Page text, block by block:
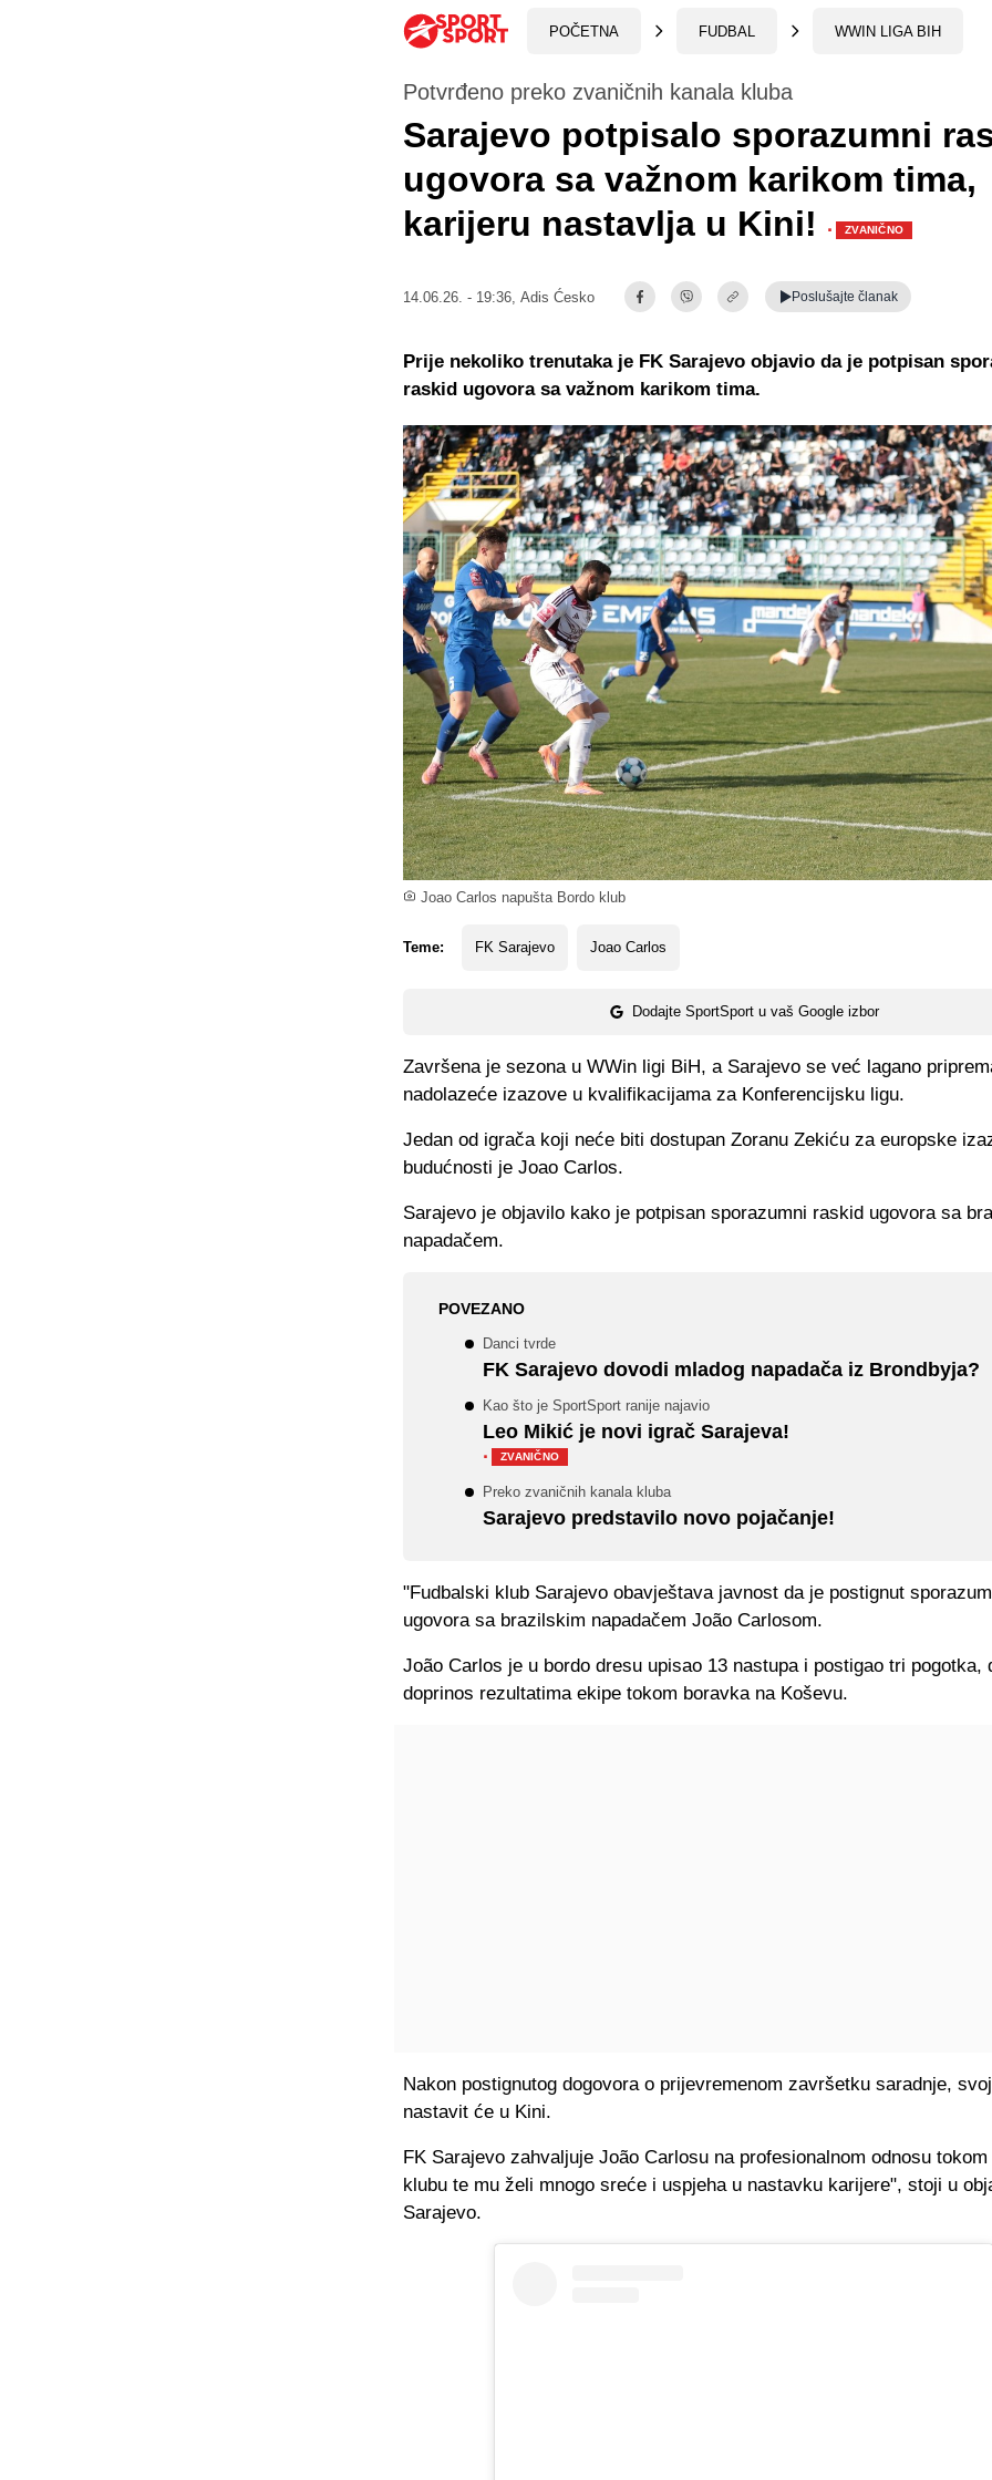
POČETNA FUDBAL WWIN LIGA BIH
Joao Carlos napušta Bordo klub
Potvrđeno preko zvaničnih kanala kluba
Sarajevo potpisalo sporazumni
ugovora sa važnom karikom tima,
karijeru nastavlja u Kini!
· ZVANIČNO
14.06.26. - 19:36, Adis Ćesko Poslušajte članak
Teme: FK Sarajevo Joao Carlos
Dodajte SportSport u vaš Google izbor
Prije nekoliko trenutaka je FK Sarajevo objavio da je potpisan
raskid ugovora sa važnom karikom tima.
Završena je sezona u WWin ligi BiH, a Sarajevo se već lagano
nadolazeće izazove u kvalifikacijama za Konferencijsku ligu.
Jedan od igrača koji neće biti dostupan Zoranu Zekiću za europske
budućnosti je Joao Carlos.
Sarajevo je objavilo kako je potpisan sporazumni raskid ugovora sa
napadačem.
POVEZANO
Danci tvrde
FK Sarajevo dovodi mladog napadača iz Brondbyja?
Kao što je SportSport ranije najavio
Leo Mikić je novi igrač Sarajeva!
·
ZVANIČNO
Preko zvaničnih kanala kluba
Sarajevo predstavilo novo pojačanje!
"Fudbalski klub Sarajevo obavještava javnost da je postignut
ugovora sa brazilskim napadačem João Carlosom.
João Carlos je u bordo dresu upisao 13 nastupa i postigao tri pogotka,
doprinos rezultatima ekipe tokom boravka na Koševu.
Nakon postignutog dogovora o prijevremenom završetku saradnje,
nastavit će u Kini.
FK Sarajevo zahvaljuje João Carlosu na profesionalnom odnosu
klubu te mu želi mnogo sreće i uspjeha u nastavku karijere", stoji u
Sarajevo.